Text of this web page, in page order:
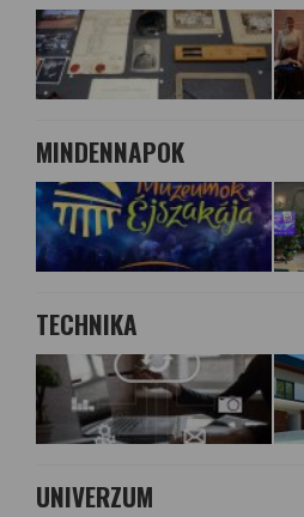
MINDENNAPOK
TECHNIKA
UNIVERZUM